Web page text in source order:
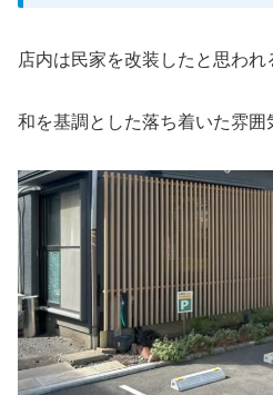
店内は民家を改装したと思われ
和を基調とした落ち着いた雰囲